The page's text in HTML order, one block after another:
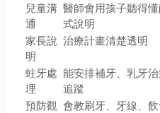
兒童溝
通
醫師會用孩子聽得
式說明
家長說
明
治療計畫清楚透明
蛀牙處
理
能安排補牙、乳牙
追蹤
預防觀 會教刷牙、牙線、